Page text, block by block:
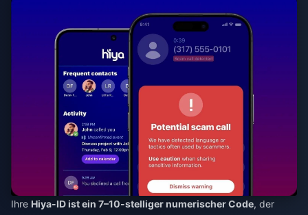
Ihre Hiya-ID ist ein 7–10-stelliger numerischer Code, der